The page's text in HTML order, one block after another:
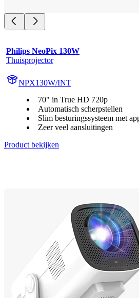
Philips NeoPix 130W
Thuisprojector
NPX130W/INT
70" in True HD 720p
Automatisch scherpstellen
Slim besturingssysteem met
Zeer veel aansluitingen
Product bekijken